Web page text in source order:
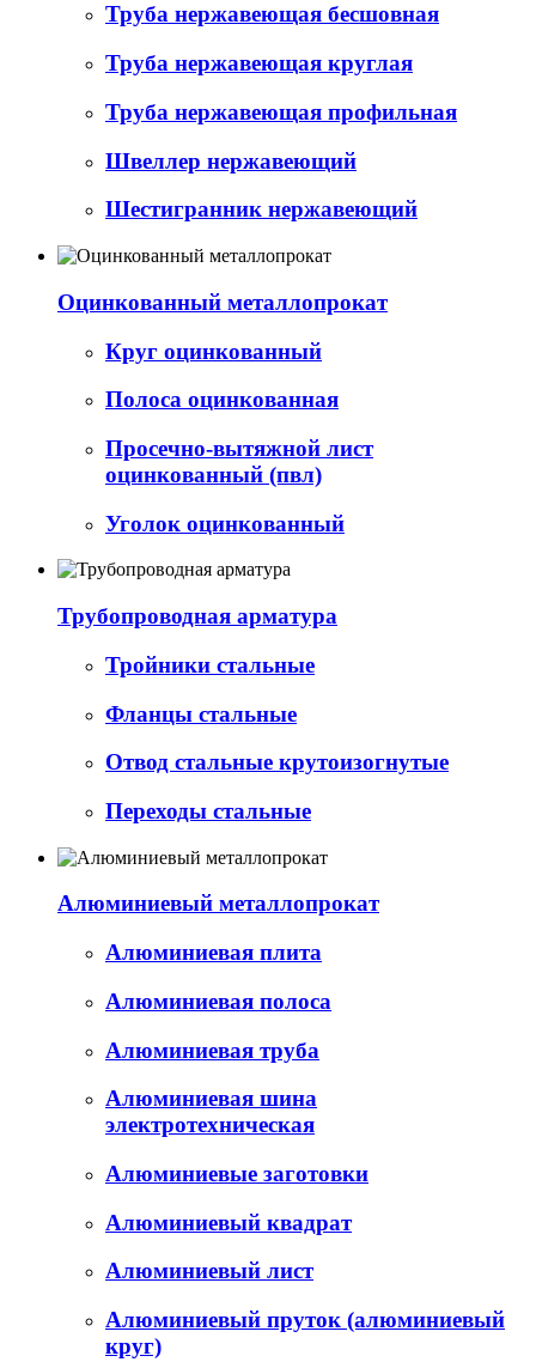
Труба нержавеющая бесшовная
Труба нержавеющая круглая
Труба нержавеющая профильная
Швеллер нержавеющий
Шестигранник нержавеющий
Оцинкованный металлопрокат
Круг оцинкованный
Полоса оцинкованная
Просечно-вытяжной лист
оцинкованный (пвл)
Уголок оцинкованный
Трубопроводная арматура
Тройники стальные
Фланцы стальные
Отвод стальные крутоизогнутые
Переходы стальные
Алюминиевый металлопрокат
Алюминиевая плита
Алюминиевая полоса
Алюминиевая труба
Алюминиевая шина
электротехническая
Алюминиевые заготовки
Алюминиевый квадрат
Алюминиевый лист
Алюминиевый пруток (алюминиевый
круг)